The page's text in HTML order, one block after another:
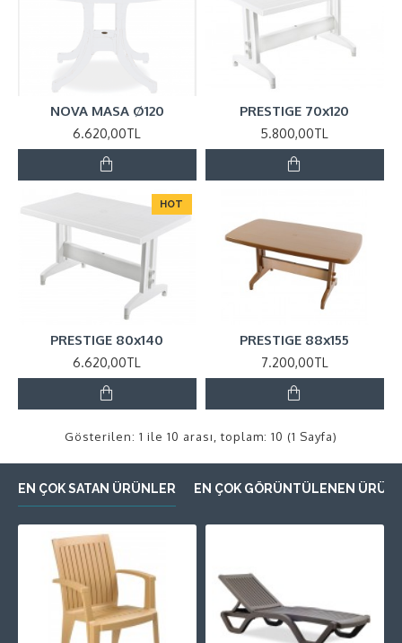
NOVA MASA Ø120
6.620,00TL
PRESTIGE 70x120
5.800,00TL
HOT
PRESTIGE 80x140
6.620,00TL
PRESTIGE 88x155
7.200,00TL
Gösterilen: 1 ile 10 arası, toplam: 10 (1 Sayfa)
EN ÇOK SATAN ÜRÜNLER EN ÇOK GÖRÜNTÜLENEN